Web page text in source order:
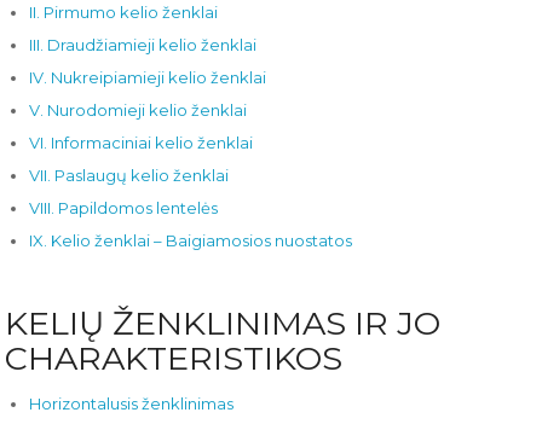
II. Pirmumo kelio ženklai
III. Draudžiamieji kelio ženklai
IV. Nukreipiamieji kelio ženklai
V. Nurodomieji kelio ženklai
VI. Informaciniai kelio ženklai
VII. Paslaugų kelio ženklai
VIII. Papildomos lentelės
IX. Kelio ženklai – Baigiamosios nuostatos
KELIŲ ŽENKLINIMAS IR JO
CHARAKTERISTIKOS
Horizontalusis ženklinimas